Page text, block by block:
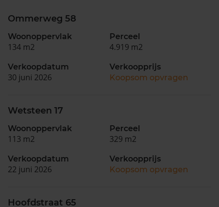
Ommerweg 58
Woonoppervlak
134 m2
Perceel
4.919 m2
Verkoopdatum
30 juni 2026
Verkoopprijs
Koopsom opvragen
Wetsteen 17
Woonoppervlak
113 m2
Perceel
329 m2
Verkoopdatum
22 juni 2026
Verkoopprijs
Koopsom opvragen
Hoofdstraat 65